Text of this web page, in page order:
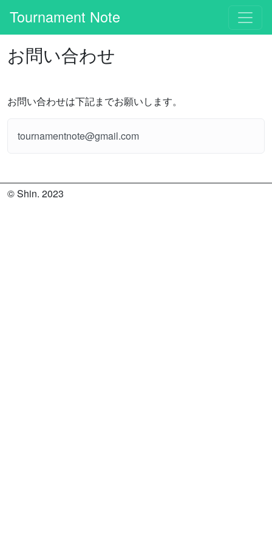
Tournament Note
お問い合わせ
お問い合わせは下記までお願いします。
tournamentnote@gmail.com
© Shin. 2023